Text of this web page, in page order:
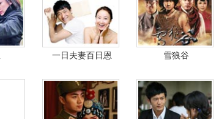
一日夫妻百日恩 雪狼谷